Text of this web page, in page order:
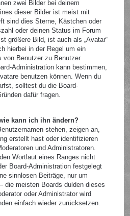
zwei Bilder bei deinem
dieser Bilder ist meist mit
sind dies Sterne, Kästchen oder
oder deinen Status im Forum
größere Bild, ist auch als „Avatar“
hierbei in der Regel um ein
von Benutzer zu Benutzer
Administration kann bestimmen,
benutzen können. Wenn du
solltest du die Board-
dafür fragen.
kann ich ihn ändern?
stehen, zeigen an,
erstellt hast oder identifizieren
und Administratoren.
Wortlaut eines Ranges nicht
Board-Administration festgelegt
sinnlosen Beiträge, nur um
die meisten Boards dulden dieses
oder Administrator wird
einfach wieder zurücksetzen.